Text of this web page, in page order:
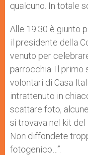
qualcuno. In totale
Alle 19.30 è giunto
il presidente della
venuto per
parrocchia. Il primo
volontari di Casa
intrattenuto in
scattare foto,
si trovava nel kit del
Non diffondete
fotogenico…”.